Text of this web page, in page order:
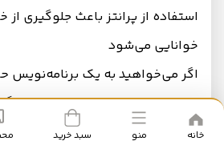
استفاده از پرانتز باعث جلوگیری
خوانایی می‌شود
پایه‌های اصلی شما خواهد بود.
خانه منو سبد خرید